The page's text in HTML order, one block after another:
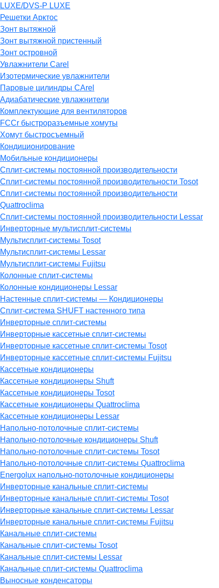
LUXE/DVS-P LUXE
Решетки Арктос
Зонт вытяжной
Зонт вытяжной пристенный
Зонт островной
Увлажнители Carel
Изотермические увлажнители
Паровые цилиндры CArel
Адиабатические увлажнители
Комплектующие для вентиляторов
FCCr быстроразъемные хомуты
Хомут быстросъемный
Кондиционирование
Мобильные кондиционеры
Сплит-системы постоянной производительности
Сплит-системы постоянной производительности Tosot
Сплит-системы постоянной производительности
Quattroclima
Сплит-системы постоянной производительности Lessar
Инверторные мультисплит-системы
Мультисплит-системы Tosot
Мультисплит-системы Lessar
Мультисплит-системы Fujitsu
Колонные сплит-системы
Колонные кондиционеры Lessar
Настенные cплит-системы — Кондиционеры
Сплит-система SHUFT настенного типа
Инверторные сплит-системы
Инверторные кассетные сплит-системы
Инверторные кассетные сплит-системы Tosot
Инверторные кассетные сплит-системы Fujitsu
Кассетные кондиционеры
Кассетные кондиционеры Shuft
Кассетные кондиционеры Tosot
Кассетные кондиционеры Quattroclima
Кассетные кондиционеры Lessar
Напольно-потолочные сплит-системы
Напольно-потолочные кондиционеры Shuft
Напольно-потолочные сплит-системы Tosot
Напольно-потолочные сплит-системы Quattroclima
Energolux напольно-потолочные кондиционеры
Инверторные канальные сплит-системы
Инверторные канальные сплит-системы Tosot
Инверторные канальные сплит-системы Lessar
Инверторные канальные сплит-системы Fujitsu
Канальные сплит-системы
Канальные сплит-системы Tosot
Канальные сплит-системы Lessar
Канальные сплит-системы Quattroclima
Выносные конденсаторы